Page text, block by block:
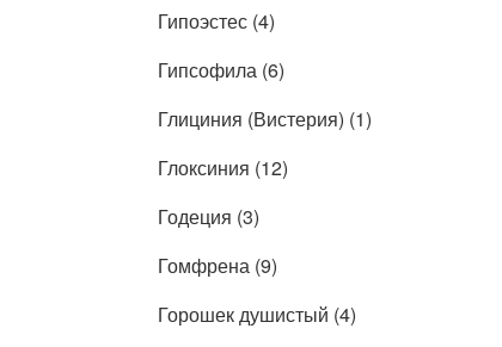
Гипоэстес (4)
Гипсофила (6)
Глициния (Вистерия) (1)
Глоксиния (12)
Годеция (3)
Гомфрена (9)
Горошек душистый (4)